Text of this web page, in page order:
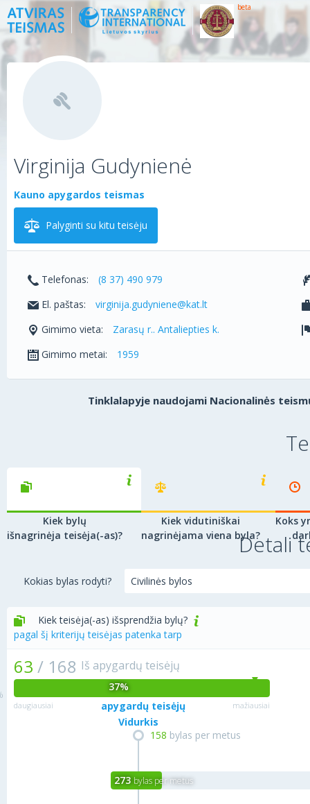
beta
Virginija Gudynienė
Kauno apygardos teismas
Palyginti su kitu teisėju
Telefonas:
(8 37) 490 979
El. paštas:
virginija.gudyniene@kat.lt
Gimimo vieta:
Zarasų r.. Antaliepties k.
Gimimo metai:
1959
Tinklalapyje naudojami Nacionalinės
Kiek bylų
išnagrinėja teisėja(-as)?
Kiek vidutiniškai
nagrinėjama viena byla?
Koks
Detali
Kokias bylas rodyti?
Kiek teisėja(-as) išsprendžia bylų?
pagal šį kriterijų teisėjas patenka tarp
63 / 168 Iš apygardų teisėjų
37%
daugiausiai apygardų teisėjų mažiausiai
158 bylas per metus
Vidurkis
273 bylas per metus